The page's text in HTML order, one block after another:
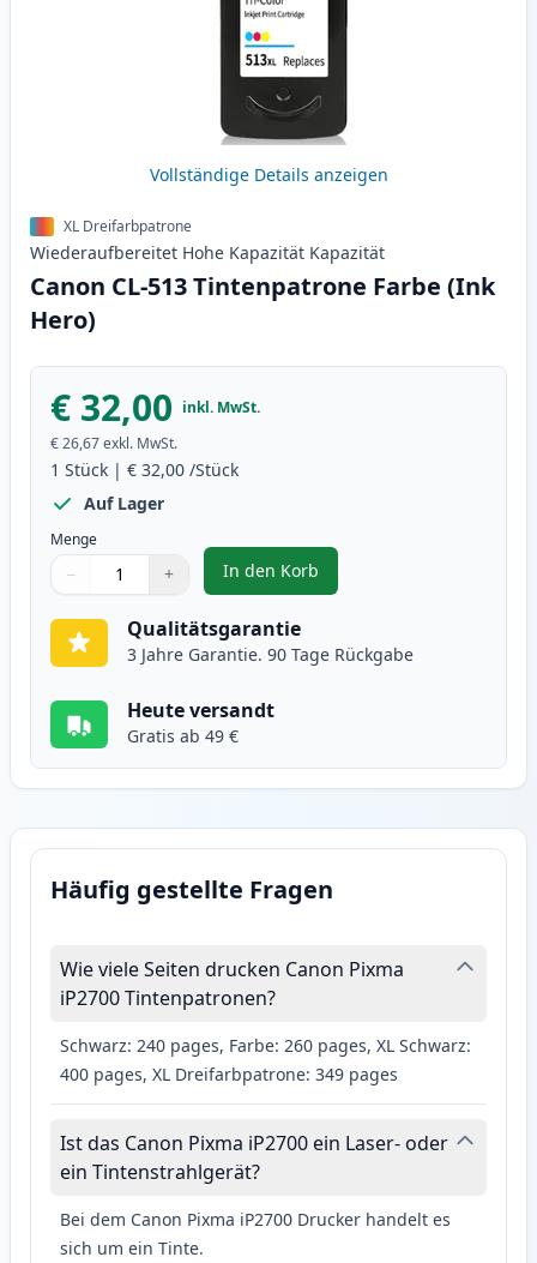
Vollständige Details anzeigen
XL Dreifarbpatrone
Wiederaufbereitet Hohe Kapazität Kapazität
Canon CL-513 Tintenpatrone Farbe (Ink
Hero)
€ 32,00 inkl. MwSt.
€ 26,67exkl. MwSt.
1 Stück | € 32,00 /Stück
Auf Lager
Menge
Verwenden Sie die Tasten, um anzupassen
− +
1
In den Korb
, Canon CL-513 Tintenpatrone
Qualitätsgarantie
3 Jahre Garantie. 90 Tage Rückgabe
Heute versandt
Gratis ab 49 €
Häufig gestellte Fragen
Wie viele Seiten drucken Canon Pixma
iP2700 Tintenpatronen?
Schwarz: 240 pages, Farbe: 260 pages, XL Schwarz:
400 pages, XL Dreifarbpatrone: 349 pages
Ist das Canon Pixma iP2700 ein Laser- oder
ein Tintenstrahlgerät?
Bei dem Canon Pixma iP2700 Drucker handelt es
sich um ein Tinte.